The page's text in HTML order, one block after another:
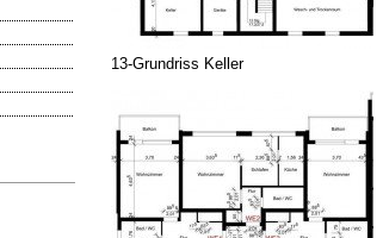
13-Grundriss Keller